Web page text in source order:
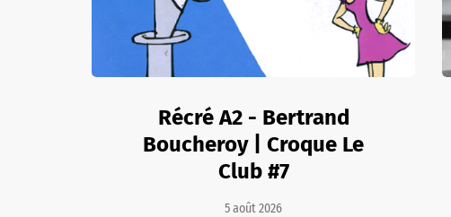
Récré A2 - Bertrand
Boucheroy | Croque Le
Club #7
5 août 2026